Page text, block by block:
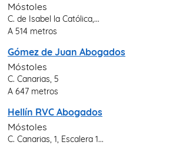
Móstoles
C. de Isabel la Católica,...
A 514 metros
Gómez de Juan Abogados
Móstoles
C. Canarias, 5
A 647 metros
Hellín RVC Abogados
Móstoles
C. Canarias, 1, Escalera 1...